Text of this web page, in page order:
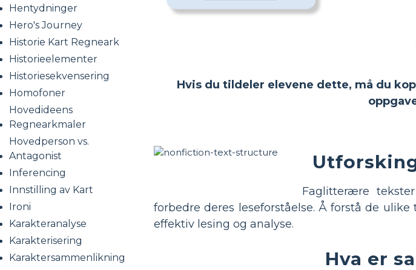
Hentydninger
Hero's Journey
Historie Kart Regneark
Historieelementer
Historiesekvensering
Homofoner
Hovedideens
Regnearkmaler
Hovedperson vs.
Antagonist
Inferencing
Innstilling av Kart
Ironi
Karakteranalyse
Karakterisering
Karaktersammenlikning
Hvis du tildeler elevene dette, må du
Faglitterære
forbedre deres leseforståelse. Å forstå de
effektiv lesing og analyse.
Hva er